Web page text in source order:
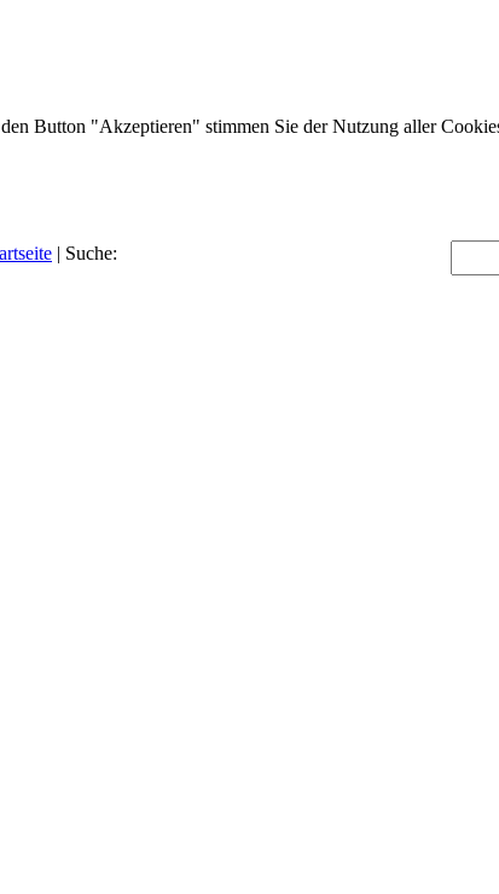
Button "Akzeptieren" stimmen Sie der Nutzung aller
| Suche: